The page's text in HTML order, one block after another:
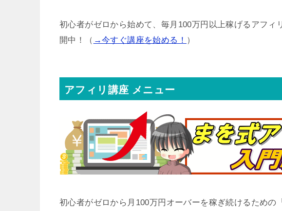
初心者がゼロから始めて、毎月100万円以上稼げるアフィ
開中！（ →今すぐ講座を始める！ ）
アフィリ講座 メニュー
初心者がゼロから月100万円オーバーを稼ぎ続けるための